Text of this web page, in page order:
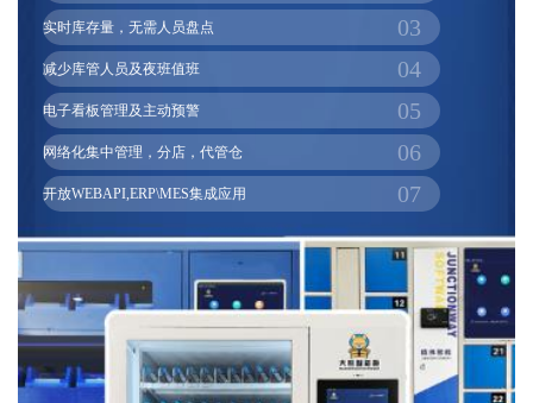
实时库存量，无需人员盘点 03
减少库管人员及夜班值班 04
电子看板管理及主动预警 05
网络化集中管理，分店，代管仓 06
开放WEBAPI,ERP\MES集成应用 07